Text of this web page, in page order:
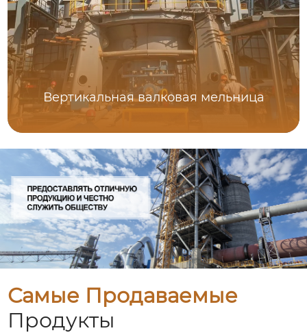
Вертикальная валковая мельница
Самые Продаваемые
Продукты